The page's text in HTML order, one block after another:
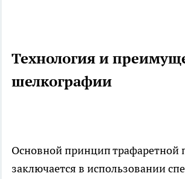
Технология и
шелкографии
Основной принцип трафаретной
заключается в использовании